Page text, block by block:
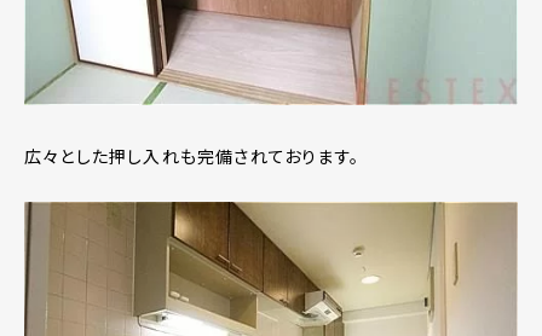
広々とした押し入れも完備されております。